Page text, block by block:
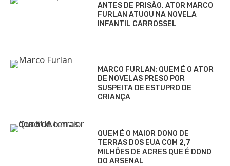
ANTES DE PRISÃO, ATOR MARCO
FURLAN ATUOU NA NOVELA
INFANTIL CARROSSEL
MARCO FURLAN: QUEM É O ATOR
DE NOVELAS PRESO POR
SUSPEITA DE ESTUPRO DE
CRIANÇA
QUEM É O MAIOR DONO DE
TERRAS DOS EUA COM 2,7
MILHÕES DE ACRES QUE É DONO
DO ARSENAL